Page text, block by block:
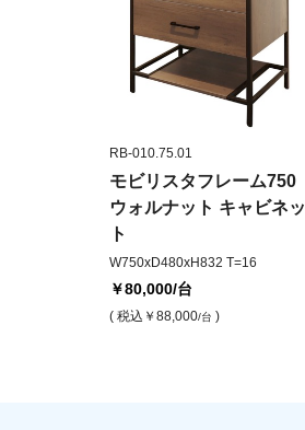
RB-010.75.01
モビリスタフレーム750
ウォルナット キャビネッ
ト
W750xD480xH832 T=16
￥80,000/台
( 税込 ￥88,000/台 )